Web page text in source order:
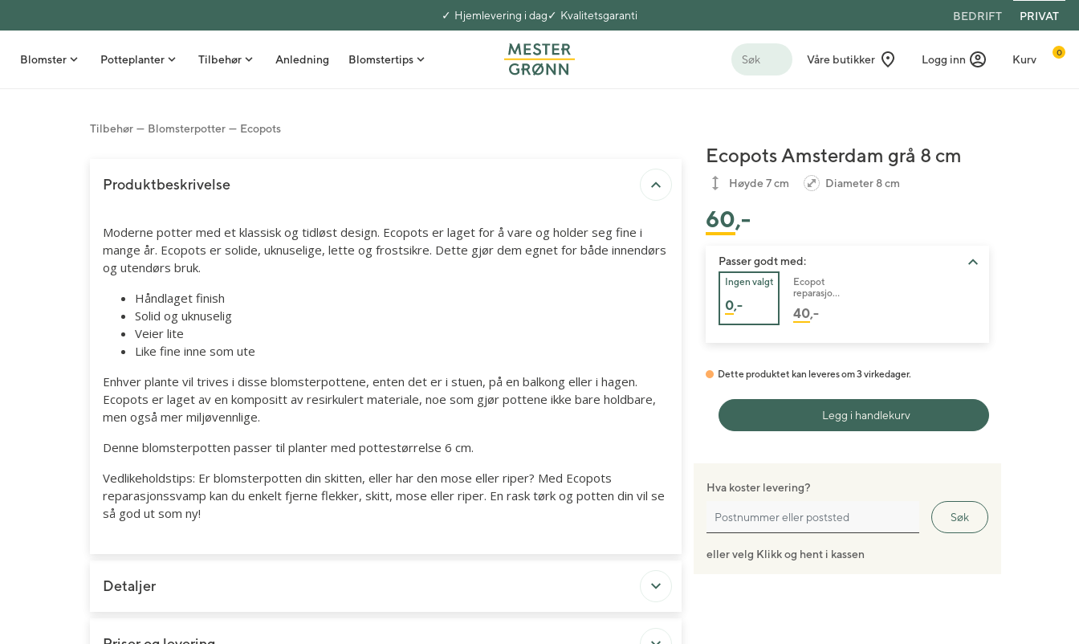
Hjemlevering i dag Kvalitetsgaranti BEDRIFT PRIVAT
Blomster
Gavesett med blomst
Snittblomster i bunt
Blomster ved fødsel
Blomsterdekorasjoner
Begravelsesblomster
Potteplanter
Grønne planter
Tilbehør
Jord, gjødsel og redskap
Gravlys og kranser
DIY-produkter
Anledning Blomstertips
DIY - Gjør det selv
Grønne planter
Søk Våre butikker Logg inn Kurv
0
Tilbehør Blomsterpotter Ecopots
Produktbeskrivelse
Moderne potter med et klassisk og tidløst design. Ecopots er laget for å vare og holder seg fine i
mange år. Ecopots er solide, uknuselige, lette og frostsikre. Dette gjør dem egnet for både innendørs
og utendørs bruk.
Håndlaget finish
Solid og uknuselig
Veier lite
Like fine inne som ute
Enhver plante vil trives i disse blomsterpottene, enten det er i stuen, på en balkong eller i hagen.
Ecopots er laget av en kompositt av resirkulert materiale, noe som gjør pottene ikke bare holdbare,
men også mer miljøvennlige.
Denne blomsterpotten passer til planter med pottestørrelse 6 cm.
Vedlikeholdstips: Er blomsterpotten din skitten, eller har den mose eller riper? Med Ecopots
reparasjonssvamp kan du enkelt fjerne flekker, skitt, mose eller riper. En rask tørk og potten din vil se
så god ut som ny!
Detaljer
Ecopots Amsterdam grå 8 cm
Høyde 7 cm Diameter 8 cm
60,-
Passer godt med:
Ingen valgt
0,-
Ecopot
reparasjons
40,-
Dette produktet kan leveres om 3 virkedager.
Legg i handlekurv
Hva koster levering?
Søk
eller velg Klikk og hent i kassen